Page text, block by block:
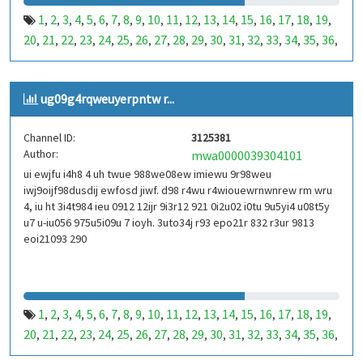
1, 2, 3, 4, 5, 6, 7, 8, 9, 10, 11, 12, 13, 14, 15, 16, 17, 18, 19,
20, 21, 22, 23, 24, 25, 26, 27, 28, 29, 30, 31, 32, 33, 34, 35, 36,
37,38,39,40,41,42,43,44,45,46,47,48,49,50,51,52,53,
99,100,101,102,103,104,105,106,107,108,109,110,
111,112,113,114,115,116,
123,124,125,126,127,128,129,130,131,132,133,134,
135,136,137 141,142,143
147,148 153,154,155,156,157,158
159,160,161,162,163,164,165 ,166,167,168,
171 ,172,173 ,174,175,176,177,178,179 ,180,181 ,182,
183,184,185,186, 187,188,189 ,190,191,192,193,194
195,196 ,197
231,232,233,234,235,236,237,238,239,
243, 244, 245, 246, 247,248,249,250 ,251,252, 253 ,254,
255 ,256,257, 258,259,260,261,262,263 ,264,265 , 266
ug09g4rqweuyerpntw r...
Channel ID:
3125381
Author:
mwa0000039304101
ui ewjfu i4h8 4 uh twue 988we08ew imiewu 9r98weu
iwj9oijf98dusdij ewfosd jiwf. d98 r4wu r4wiouewrnwnrew rm wru
4, iu ht 3i4t984 ieu 0912 12ijr 9i3r12 921 0i2u02 i0tu 9u5yi4 u08t5y
u7 u-iu056 975u5i09u 7 ioyh. 3uto34j r93 epo21r 832 r3ur 9813
eoi21093 290
1, 2, 3, 4, 5, 6, 7, 8, 9, 10, 11, 12, 13, 14, 15, 16, 17, 18, 19,
20, 21, 22, 23, 24, 25, 26, 27, 28, 29, 30, 31, 32, 33, 34, 35, 36,
37,38,39,40,41,42,43,44,45,46,47,48,49,50,51,52,53,